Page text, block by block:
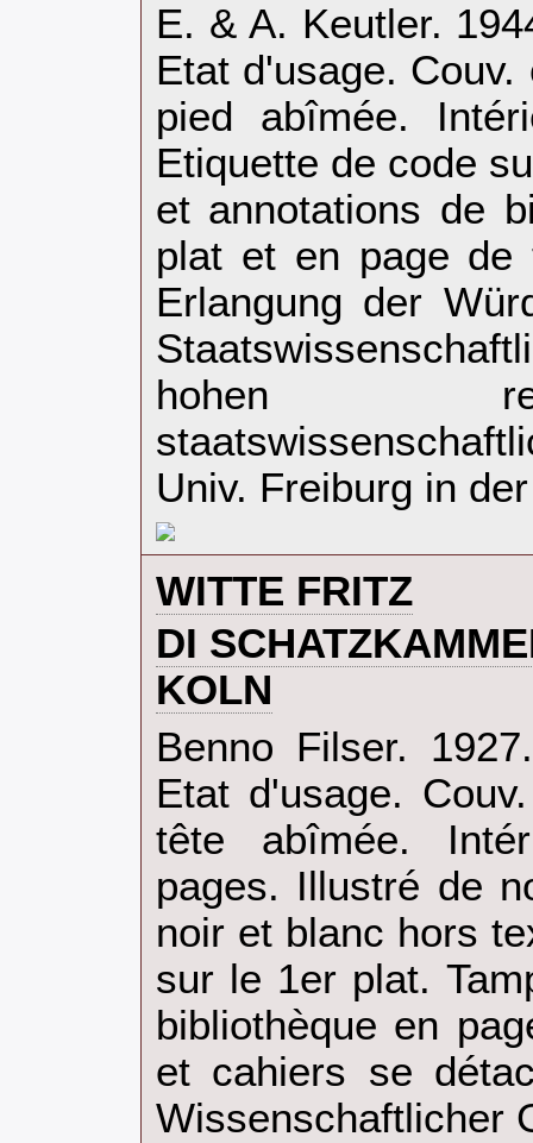
‎E. & A. Keutler.
Etat d'usage.
pied abîmée.
Etiquette de code
et annotations de
plat et en page de
Erlangung der
hohen
Univ. Freiburg in
‎WITTE FRITZ‎
‎DI
KOLN‎
‎Benno Filser.
Etat d'usage.
tête abîmée.
pages. Illustré de
noir et blanc hors
sur le 1er plat.
bibliothèque en
et cahiers se
Wissenschaftlicher